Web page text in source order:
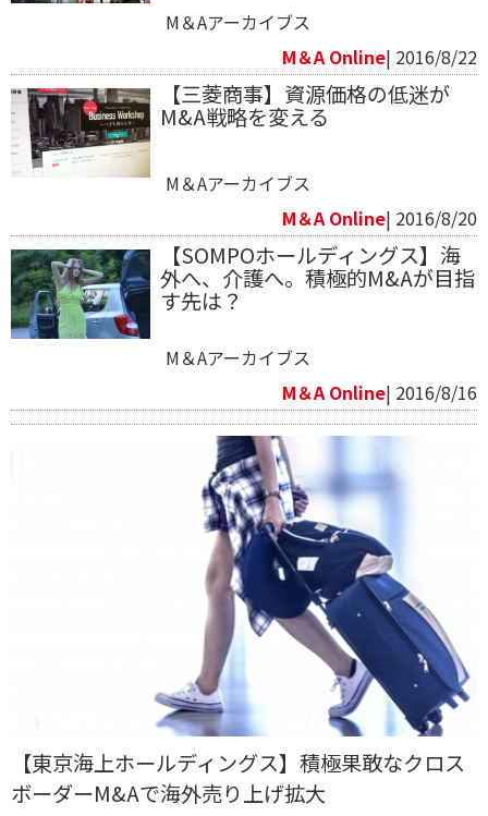
M＆Aアーカイブス
M＆A Online| 2016/8/22
【三菱商事】資源価格の低迷が
M&A戦略を変える
M＆Aアーカイブス
M＆A Online| 2016/8/20
【SOMPOホールディングス】海
外へ、介護へ。積極的M&Aが目指
す先は？
M＆Aアーカイブス
M＆A Online| 2016/8/16
【東京海上ホールディングス】積極果敢なクロス
ボーダーM&Aで海外売り上げ拡大